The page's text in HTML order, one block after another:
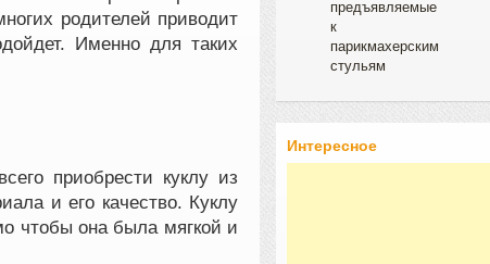
родителей приводит
Именно для таких
приобрести куклу из
и его качество. Куклу
чтобы она была мягкой и
Интересное